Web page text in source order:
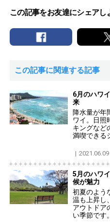
この記事をお友達にシェアし
この記事に関連する記事
6月のハワ
来
降水量が年
ワイ。日照
キングなど
満喫できる
2021.06.09
5月のハワ
候が魅力
初夏のよう
温も上昇し
アウトドア
い季節です。